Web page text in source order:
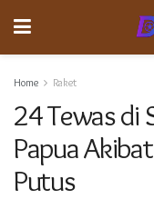
Home Raket
24 Tewas di
Papua
Putus